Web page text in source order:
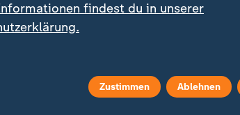
ZDFheute Update
findest du in unserer
Zustimmen Ablehnen